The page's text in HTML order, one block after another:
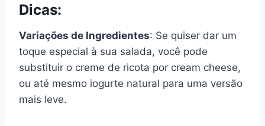
Dicas:
Variações de Ingredientes: Se quiser dar um
toque especial à sua salada, você pode
substituir o creme de ricota por cream cheese,
ou até mesmo iogurte natural para uma versão
mais leve.